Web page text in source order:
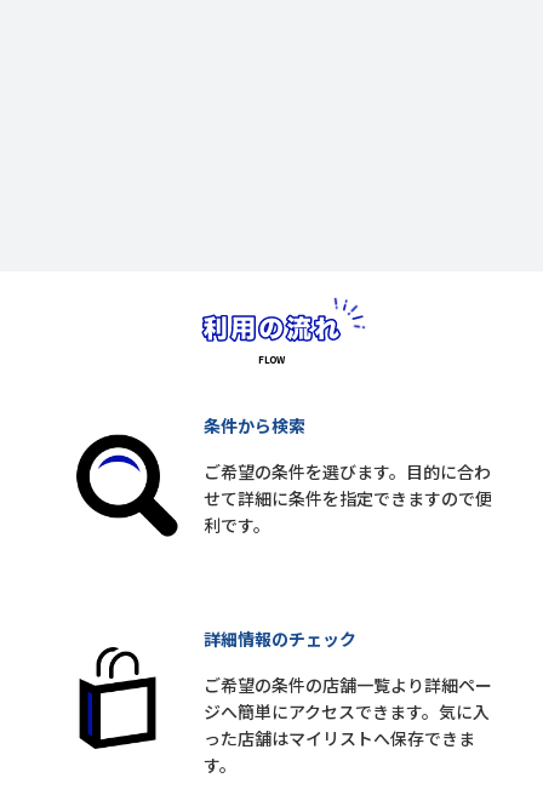
条件から検索
ご希望の条件を選びます。目的に合わ
せて詳細に条件を指定できますので便
利です。
詳細情報のチェック
ご希望の条件の店舗一覧より詳細ペー
ジへ簡単にアクセスできます。気に入
った店舗はマイリストへ保存できま
す。